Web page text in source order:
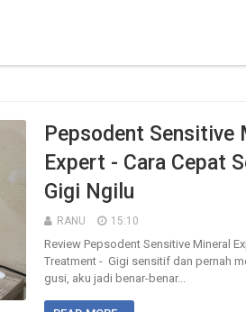
Pepsodent Sensitive
Expert - Cara Cepat
Gigi Ngilu
RANU 15:10
Review Pepsodent Sensitive Mineral
Treatment - Gigi sensitif dan pernah
gusi, aku jadi benar-benar...